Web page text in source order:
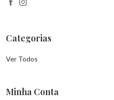
Categorias
Ver Todos
Minha Conta